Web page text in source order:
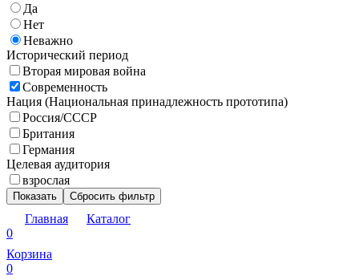
Да
Нет
Неважно
Исторический период
Вторая мировая война
Современность
Нация (Национальная принадлежность прототипа)
Россия/СССР
Британия
Германия
Целевая аудитория
взрослая
Показать Сбросить фильтр
Главная
Каталог
0
Корзина
0